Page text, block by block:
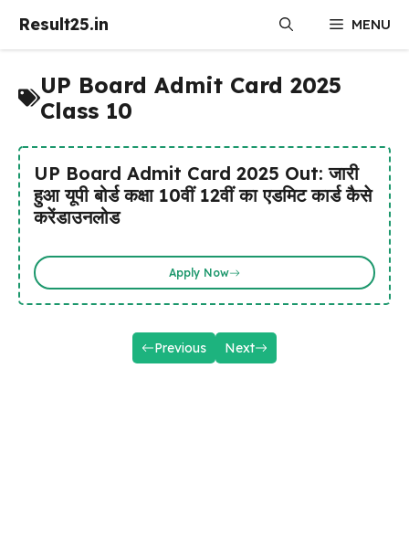
Result25.in MENU
UP Board Admit Card 2025
Class 10
UP Board Admit Card 2025 Out: जारी
हुआ यूपी बोर्ड कक्षा 10वीं 12वीं का एडमिट कार्ड कैसे
करेंडाउनलोड
Apply Now
Previous Next